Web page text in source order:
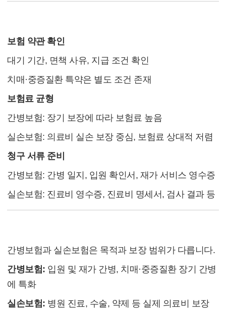
보험 약관 확인
대기 기간, 면책 사유, 지급 조건 확인
치매·중증질환 특약은 별도 조건 존재
보험료 균형
간병보험: 장기 보장에 따라 보험료 높음
실손보험: 의료비 실손 보장 중심, 보험료 상대적 저렴
청구 서류 준비
간병보험: 간병 일지, 입원 확인서, 재가 서비스 영수증
실손보험: 진료비 영수증, 진료비 명세서, 검사 결과 등
간병보험과 실손보험은 목적과 보장 범위가 다릅니다.
간병보험: 입원 및 재가 간병, 치매·중증질환 장기 간병
에 특화
실손보험: 병원 진료, 수술, 약제 등 실제 의료비 보장